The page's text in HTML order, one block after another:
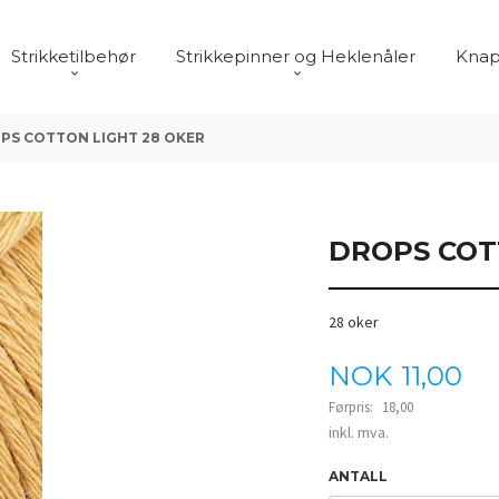
Strikketilbehør Strikkepinner og Heklenåler
COTTON LIGHT 28 OKER
DROPS
28 oker
Tilbud
NOK 11,00
Førpris: 18,00
Rabatt
inkl. mva.
ANTALL